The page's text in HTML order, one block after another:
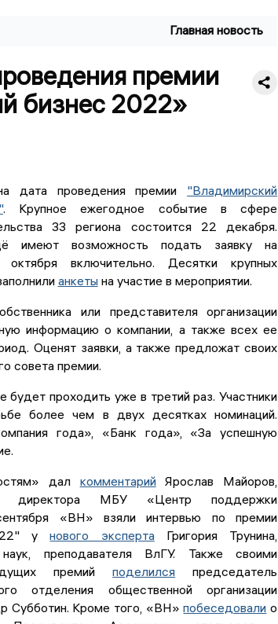
Главная новость
премии
бизнес 2022»
дата проведения премии "Владимирский
. Крупное ежегодное событие в сфере
33 региона состоится 22 декабря.
имеют возможность подать заявку на
включительно. Десятки крупных
анкетына участие в мероприятии.
или представителя организации
информацию о компании, а также всех ее
Оценят заявки, а также предложат своих
совета премии.
будет проходить уже в третий раз. Участники
более чем в двух десятках номинаций.
года», «Банк года», «За успешную
дал комментарийЯрослав Майоров,
директора МБУ «Центр поддержки
«ВН» взяли интервью по премии
унового экспертаГригория Трунина,
преподавателя ВлГУ. Также своими
премийподелился председатель
отделения общественной организации
Субботин. Кроме того, «ВН»побеседовали о